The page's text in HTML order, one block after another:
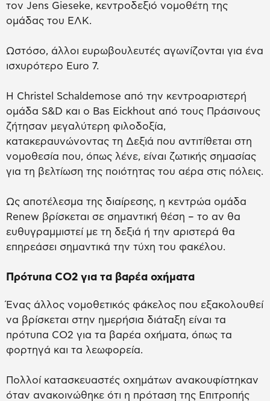
τον Jens Gieseke, κεντροδεξιό νομοθέτη της
ομάδας του ΕΛΚ.
Ωστόσο, άλλοι ευρωβουλευτές αγωνίζονται για ένα
ισχυρότερο Euro 7.
Η Christel Schaldemose από την κεντροαριστερή
ομάδα S&D και ο Bas Eickhout από τους Πράσινους
ζήτησαν μεγαλύτερη φιλοδοξία,
κατακεραυνώνοντας τη Δεξιά που αντιτίθεται στη
νομοθεσία που, όπως λένε, είναι ζωτικής σημασίας
για τη βελτίωση της ποιότητας του αέρα στις πόλεις.
Ως αποτέλεσμα της διαίρεσης, η κεντρώα ομάδα
Renew βρίσκεται σε σημαντική θέση – το αν θα
ευθυγραμμιστεί με τη δεξιά ή την αριστερά θα
επηρεάσει σημαντικά την τύχη του φακέλου.
Πρότυπα CO2 για τα βαρέα οχήματα
Ένας άλλος νομοθετικός φάκελος που εξακολουθεί
να βρίσκεται στην ημερήσια διάταξη είναι τα
πρότυπα CO2 για τα βαρέα οχήματα, όπως τα
φορτηγά και τα λεωφορεία.
Πολλοί κατασκευαστές οχημάτων ανακουφίστηκαν
όταν ανακοινώθηκε ότι η πρόταση της Επιτροπής